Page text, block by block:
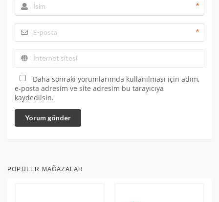
*
*
Daha sonraki yorumlarımda kullanılması için adım,
e-posta adresim ve site adresim bu tarayıcıya
kaydedilsin.
Yorum gönder
POPÜLER MAĞAZALAR